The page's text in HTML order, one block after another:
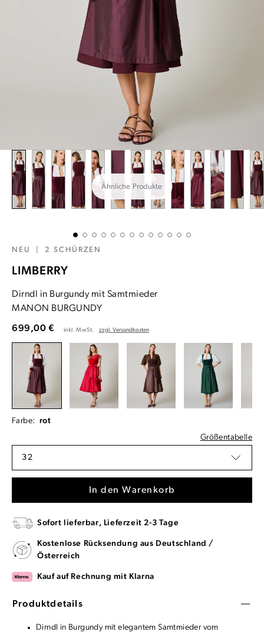
Ähnliche Produkte
NEU 2 SCHÜRZEN
LIMBERRY
Dirndl in Burgundy mit Samtmieder
MANON BURGUNDY
699,00 € inkl. MwSt. zzgl. Versandkosten
Farbe: rot
Größentabelle
32
In den Warenkorb
Sofort lieferbar, Lieferzeit 2-3 Tage
Kostenlose Rücksendung aus Deutschland /
Österreich
Kauf auf Rechnung mit Klarna
Produktdetails
Dirndl in Burgundy mit elegantem Samtmieder vom